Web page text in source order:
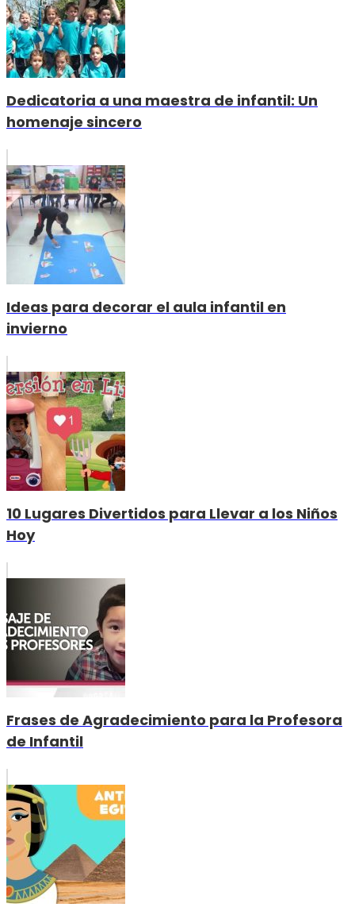
Dedicatoria a una maestra de infantil: Un
homenaje sincero
Ideas para decorar el aula infantil en
invierno
10 Lugares Divertidos para Llevar a los Niños
Hoy
Frases de Agradecimiento para la Profesora
de Infantil